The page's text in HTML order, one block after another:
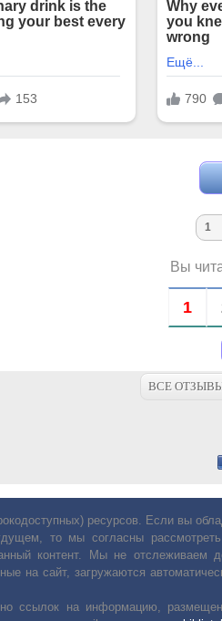
Вы
1
ВСЕ
ресурсов. Если вы
то мы согласны
контент. Мы не отслеживаем
на сайт, загружаются
ссылок на информацию,